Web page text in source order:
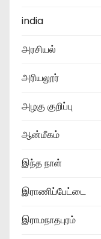
india
அரசியல்
அரியலூர்
அழகு குறிப்பு
ஆன்மீகம்
இந்த நாள்
இராணிப்பேட்டை
இராமநாதபுரம்